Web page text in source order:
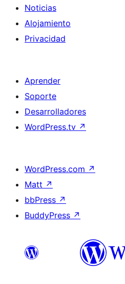
Noticias
Alojamiento
Privacidad
Aprender
Soporte
Desarrolladores
WordPress.tv ↗
WordPress.com ↗
Matt ↗
bbPress ↗
BuddyPress ↗